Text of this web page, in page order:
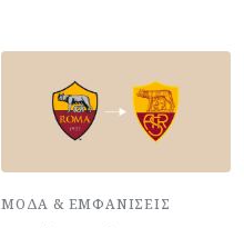
ΜΌΔΑ & ΕΜΦΑΝΊΣΕΙΣ